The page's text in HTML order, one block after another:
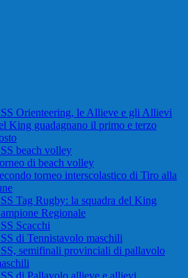
Orienteering, le Allieve e gli Allievi
King guadagnano il primo e terzo
beach volley
di beach volley
torneo interscolastico di Tiro alla
Tag Rugby: la squadra del King
Regionale
Scacchi
di Tennistavolo maschili
semifinali provinciali di pallavolo